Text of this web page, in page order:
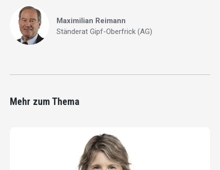
Maximilian Reimann
Ständerat Gipf-Oberfrick (AG)
Mehr zum Thema